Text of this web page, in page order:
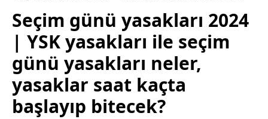
Seçim günü yasakları 2024
| YSK yasakları ile seçim
günü yasakları neler,
yasaklar saat kaçta
başlayıp bitecek?